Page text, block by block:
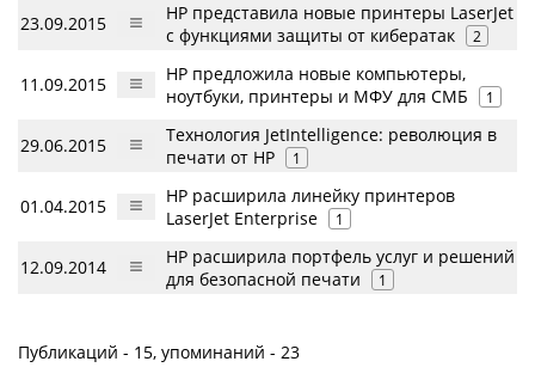
23.09.2015
HP представила новые принтеры LaserJet
с функциями защиты от кибератак
2
11.09.2015
HP предложила новые компьютеры,
ноутбуки, принтеры и МФУ для СМБ
1
29.06.2015
Технология JetIntelligence: революция в
печати от HP
1
01.04.2015
HP расширила линейку принтеров
LaserJet Enterprise
1
12.09.2014
HP расширила портфель услуг и решений
для безопасной печати
1
Публикаций - 15, упоминаний - 23